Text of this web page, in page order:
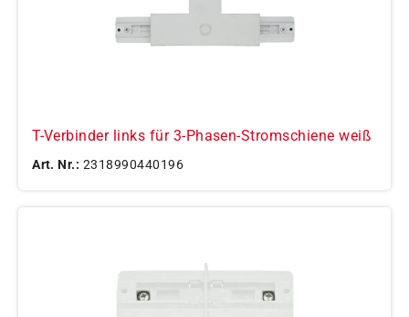
T-Verbinder links für 3-Phasen-Stromschiene weiß
Art. Nr.: 2318990440196